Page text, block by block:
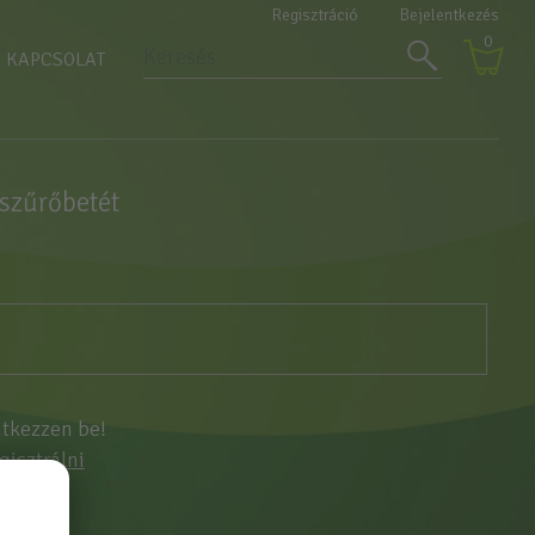
Regisztráció
Bejelentkezés
0
KAPCSOLAT
be!